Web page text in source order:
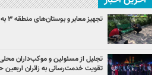
تجهیز معابر و بوستان‌های منطقه ۳ به مبلمان شهری جدید
تجلیل از مسئولین و موکب‌داران
تقویت خدمت‌رسانی به زائران